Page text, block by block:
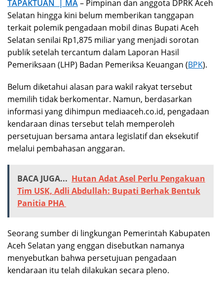
TAPAKTUAN | MA– Pimpinan dan anggota DPRK Aceh
Selatan hingga kini belum memberikan tanggapan
terkait polemik pengadaan mobil dinas Bupati Aceh
Selatan senilai Rp1,875 miliar yang menjadi sorotan
publik setelah tercantum dalam Laporan Hasil
Pemeriksaan (LHP) Badan Pemeriksa Keuangan (BPK).
Belum diketahui alasan para wakil rakyat tersebut
memilih tidak berkomentar. Namun, berdasarkan
informasi yang dihimpun mediaaceh.co.id, pengadaan
kendaraan dinas tersebut telah memperoleh
persetujuan bersama antara legislatif dan eksekutif
melalui pembahasan anggaran.
BACA JUGA... Hutan Adat Asel Perlu Pengakuan
Tim USK, Adli Abdullah: Bupati Berhak Bentuk
Panitia PHA
Seorang sumber di lingkungan Pemerintah Kabupaten
Aceh Selatan yang enggan disebutkan namanya
menyebutkan bahwa persetujuan pengadaan
kendaraan itu telah dilakukan secara pleno.